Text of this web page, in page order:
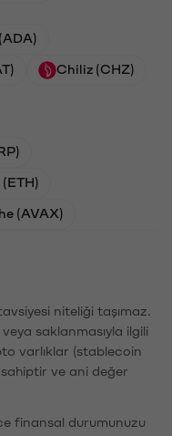
Chiliz (CHZ)
(AVAX)
niteliği taşımaz.
saklanmasıyla ilgili
varlıklar (stablecoin
ve ani değer
finansal durumunuzu